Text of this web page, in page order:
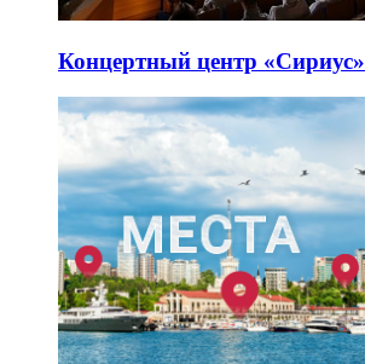
Концертный центр «Сириус»